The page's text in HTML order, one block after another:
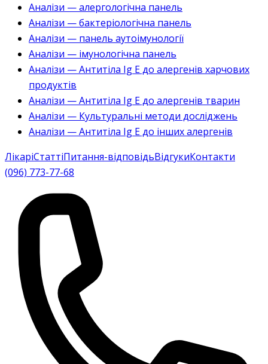
Аналізи — алергологічна панель
Аналізи — бактеріологічна панель
Аналізи — панель аутоімунології
Аналізи — імунологічна панель
Аналізи — Антитіла Ig E до алергенів харчових
продуктів
Аналізи — Антитіла Ig E до алергенів тварин
Аналізи — Культуральні методи досліджень
Аналізи — Антитіла Ig E до інших алергенів
ЛікаріСтаттіПитання-відповідьВідгукиКонтакти
(096) 773-77-68